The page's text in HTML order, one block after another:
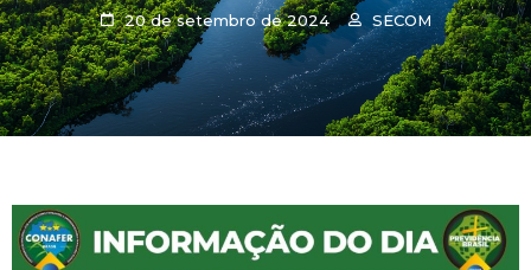
20 de setembro de 2024 SECOM